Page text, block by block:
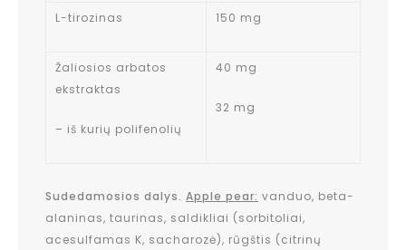
L-tirozinas 150 mg
Žaliosios arbatos
ekstraktas
– iš kurių polifenolių
40 mg
32 mg
Sudedamosios dalys. Apple pear: vanduo, beta-
alaninas, taurinas, saldikliai (sorbitoliai,
acesulfamas K, sacharozė), rūgštis (citrinų